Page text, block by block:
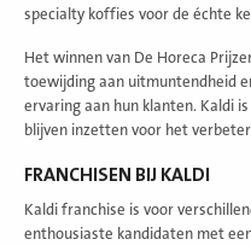
specialty koffies voor de échte
Het winnen van De Horeca
toewijding aan uitmuntendheid
ervaring aan hun klanten. Kaldi
blijven inzetten voor het
FRANCHISEN BIJ KALDI
Kaldi franchise is voor
enthousiaste kandidaten met